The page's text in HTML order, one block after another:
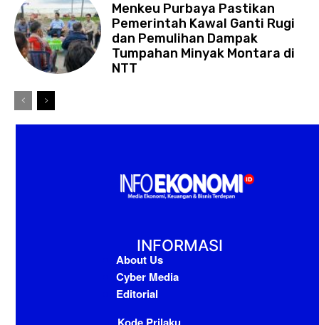
Menkeu Purbaya Pastikan
Pemerintah Kawal Ganti Rugi
dan Pemulihan Dampak
Tumpahan Minyak Montara di
NTT
INFORMASI
About Us
Cyber Media
Editorial